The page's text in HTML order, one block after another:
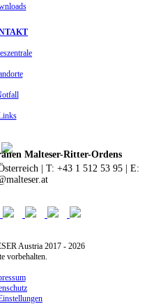
Malteser-Ritter-Ordens
| T: +43 1 512 53 95 | E:
Austria 2017 - 2026
vorbehalten.